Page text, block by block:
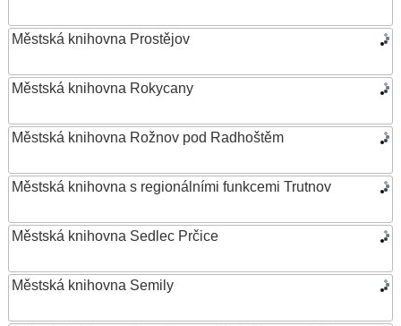
Městská knihovna Prostějov
Městská knihovna Rokycany
Městská knihovna Rožnov pod Radhoštěm
Městská knihovna s regionálními funkcemi Trutnov
Městská knihovna Sedlec Prčice
Městská knihovna Semily